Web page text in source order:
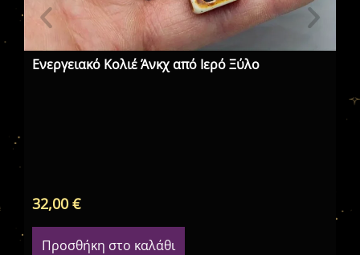
Ενεργειακό Κολιέ Άνκχ από Ιερό Ξύλο
32,00€
Προσθήκη στο καλάθι